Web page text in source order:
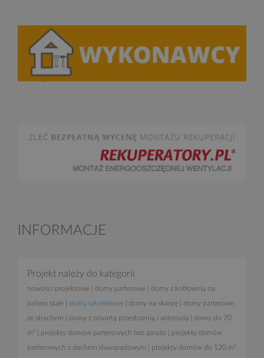
INFORMACJE
Projekt należy do kategorii
nowości projektowe domy parterowe domy z kotłownią na
paliwo stałe domy szkieletowe domy na skarpę domy parterowe
ze strychem domy z otwartą przestrzenią i antresolą domy do 70
m² projekty domów parterowych bez garażu projekty domów
parterowych z dachem dwuspadowym projekty domów do 120 m²